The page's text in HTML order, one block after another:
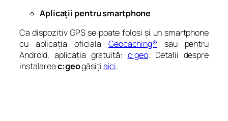
Aplicații pentru smartphone
Ca dispozitiv GPS se poate folosi și un smartphone
cu aplicația oficialaGeocaching® sau pentru
Android, aplicația gratuită: c:geo. Detalii despre
instalareac:geogăsițiaici.